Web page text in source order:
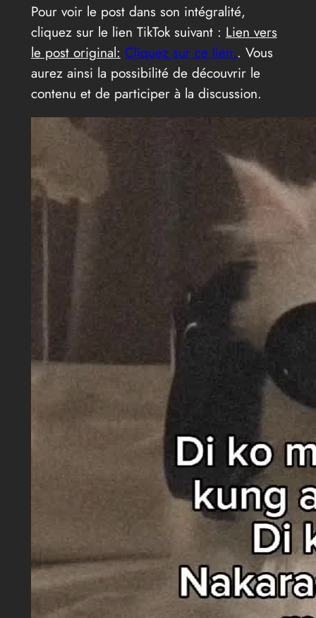
Pour voir le post dans son intégralité,
cliquez sur le lien TikTok suivant : Lien vers
le post original: Cliquez sur ce lien.. Vous
aurez ainsi la possibilité de découvrir le
contenu et de participer à la discussion.